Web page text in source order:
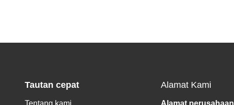
Tautan cepat
Tentang kami
Alamat Kami
Alamat perusahaan